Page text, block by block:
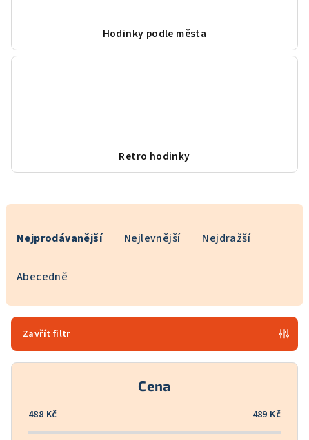
Hodinky podle města
Retro hodinky
r
o
Nejprodávanější Nejlevnější Nejdražší
Abecedně
Zavřít filtr
Cena
488 Kč 489 Kč